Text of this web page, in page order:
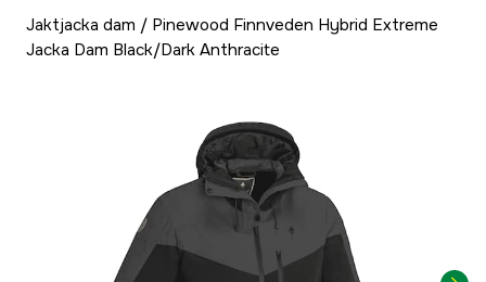
Jaktjacka dam / Pinewood Finnveden Hybrid Extreme
Jacka Dam Black/Dark Anthracite